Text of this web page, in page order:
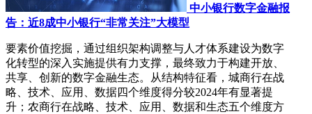
中小银行数字金融报
告：近8成中小银行“非常关注”大模型
要素价值挖掘，通过组织架构调整与人才体系建设为数字
化转型的深入实施提供有力支撑，最终致力于构建开放、
共享、创新的数字金融生态。从结构特征看，城商行在战
略、技术、应用、数据四个维度得分较2024年有显著提
升；农商行在战略、技术、应用、数据和生态五个维度方